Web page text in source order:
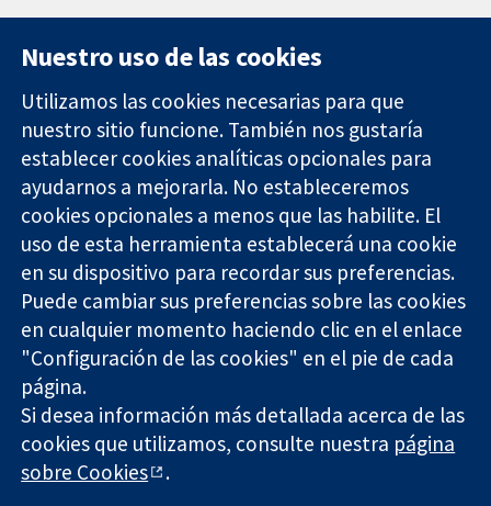
Evidencia fiable.
Decisiones
informadas.
Mejor salud.
11-13 Cavendish
Square
Londres
W1G 0AN
Reino Unido
Contacto
Noticias
Prensa
Sobre
nosotros
Empleo
Cochrane
Library
The Cochrane Collaboration is a charity (no. 1045921) and a
company limited by guarantee (no. 03044323) registered in
England & Wales. VAT registration number GB 718 2127 49.
Copyright © 2026 The Cochrane Collaboration
Nuestro uso de las cookies
Utilizamos las cookies necesarias para que
nuestro sitio funcione. También nos gustaría
establecer cookies analíticas opcionales para
ayudarnos a mejorarla. No estableceremos
cookies opcionales a menos que las habilite. El
uso de esta herramienta establecerá una cookie
en su dispositivo para recordar sus preferencias.
Puede cambiar sus preferencias sobre las cookies
en cualquier momento haciendo clic en el enlace
"Configuración de las cookies" en el pie de cada
página.
Si desea información más detallada acerca de las
cookies que utilizamos, consulte nuestra página
sobre Cookies
.